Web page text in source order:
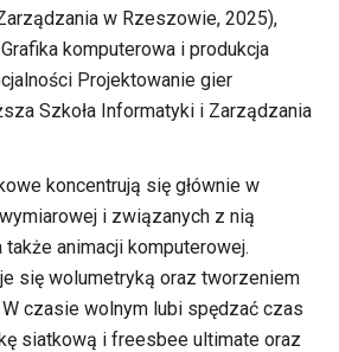
w Rzeszowie, 2025),
komputerowa i produkcja
Projektowanie gier
Szkoła Informatyki i Zarządzania
koncentrują się głównie w
i związanych z nią
animacji komputerowej.
się wolumetryką oraz tworzeniem
czasie wolnym lubi spędzać czas
siatkową i freesbee ultimate oraz